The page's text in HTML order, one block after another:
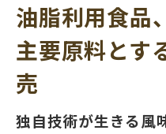
油脂利用食品
主要原料とす
売
独自技術が生きる風